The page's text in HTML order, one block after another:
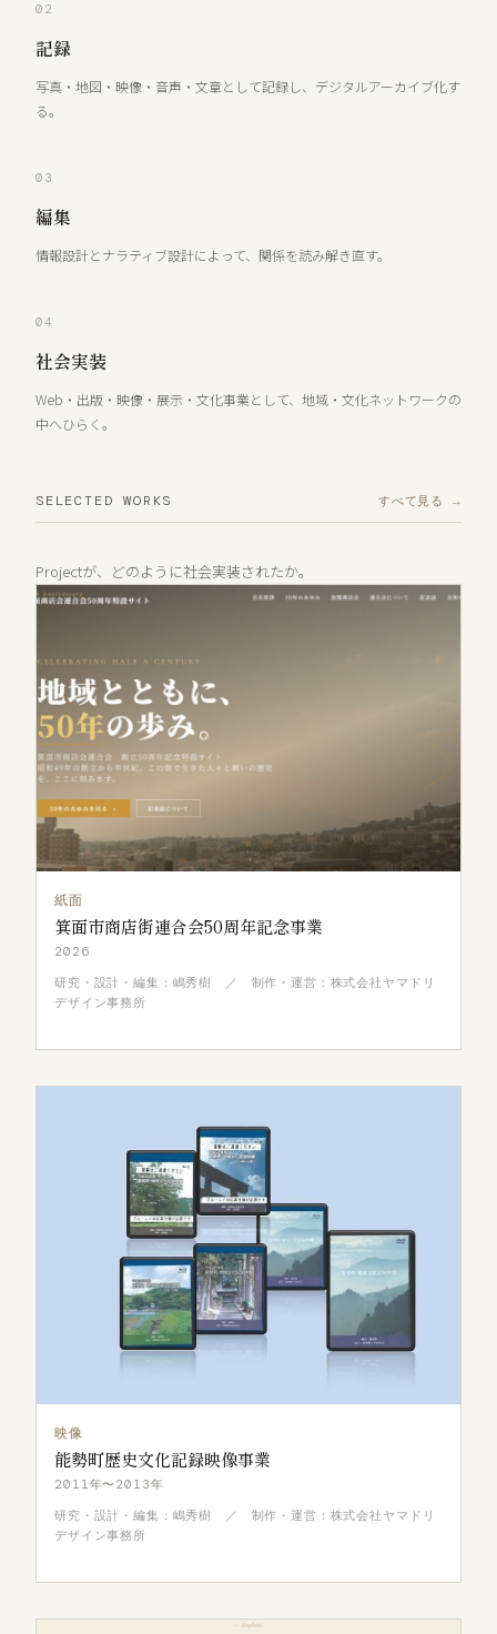
02
記録
写真・地図・映像・音声・文章として記録し、デジタルアーカイブ化す
る。
03
編集
情報設計とナラティブ設計によって、関係を読み解き直す。
04
社会実装
Web・出版・映像・展示・文化事業として、地域・文化ネットワークの
中へひらく。
SELECTED WORKS すべて見る →
Projectが、どのように社会実装されたか。
紙面
箕面市商店街連合会50周年記念事業
2026
研究・設計・編集：嶋秀樹 ／ 制作・運営：株式会社ヤマドリ
デザイン事務所
映像
能勢町歴史文化記録映像事業
2011年〜2013年
研究・設計・編集：嶋秀樹 ／ 制作・運営：株式会社ヤマドリ
デザイン事務所